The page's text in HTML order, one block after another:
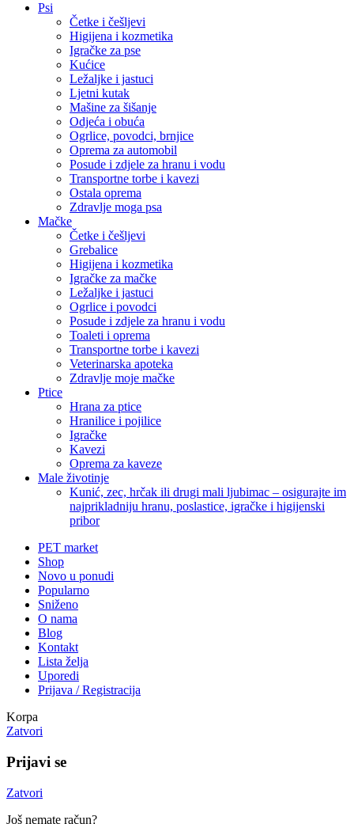
Psi
Četke i češljevi
Higijena i kozmetika
Igračke za pse
Kućice
Ležaljke i jastuci
Ljetni kutak
Mašine za šišanje
Odjeća i obuća
Ogrlice, povodci, brnjice
Oprema za automobil
Posude i zdjele za hranu i vodu
Transportne torbe i kavezi
Ostala oprema
Zdravlje moga psa
Mačke
Četke i češljevi
Grebalice
Higijena i kozmetika
Igračke za mačke
Ležaljke i jastuci
Ogrlice i povodci
Posude i zdjele za hranu i vodu
Toaleti i oprema
Transportne torbe i kavezi
Veterinarska apoteka
Zdravlje moje mačke
Ptice
Hrana za ptice
Hranilice i pojilice
Igračke
Kavezi
Oprema za kaveze
Male životinje
Kunić, zec, hrčak ili drugi mali ljubimac – osigurajte im
najprikladniju hranu, poslastice, igračke i higijenski
pribor
PET market
Shop
Novo u ponudi
Popularno
Sniženo
O nama
Blog
Kontakt
Lista želja
Uporedi
Prijava / Registracija
Korpa
Zatvori
Prijavi se
Zatvori
Još nemate račun?